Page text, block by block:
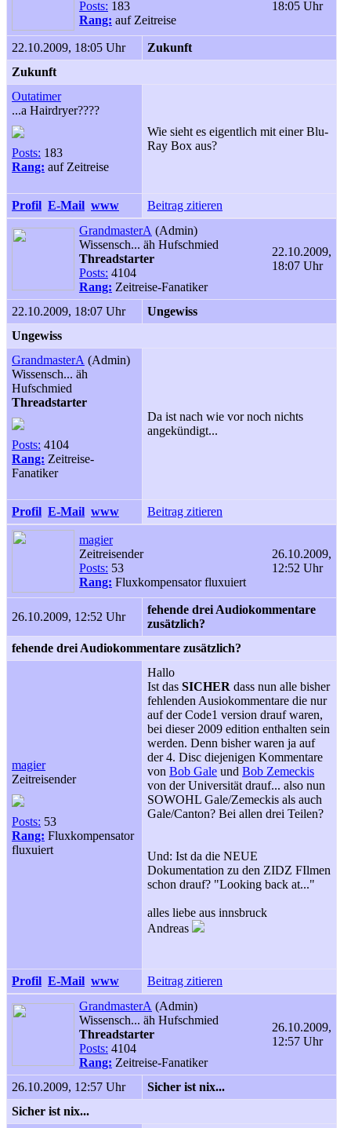
Posts: 183
Rang: auf Zeitreise
18:05 Uhr
22.10.2009, 18:05 Uhr
Zukunft
Zukunft
Outatimer
...a Hairdryer????
Posts: 183
Rang: auf Zeitreise
Wie sieht es eigentlich mit einer Blu-
Ray Box aus?
Profil E-Mail www
Beitrag zitieren
GrandmasterA (Admin)
Wissensch... äh Hufschmied
Threadstarter
Posts: 4104
Rang: Zeitreise-Fanatiker
22.10.2009,
18:07 Uhr
22.10.2009, 18:07 Uhr
Ungewiss
Ungewiss
GrandmasterA (Admin)
Wissensch... äh
Hufschmied
Threadstarter
Posts: 4104
Rang: Zeitreise-
Fanatiker
Da ist nach wie vor noch nichts
angekündigt...
Profil E-Mail www Beitrag zitieren
magier
Zeitreisender
Posts: 53
Rang: Fluxkompensator fluxuiert
26.10.2009,
12:52 Uhr
26.10.2009, 12:52 Uhr
fehende drei Audiokommentare
zusätzlich?
fehende drei Audiokommentare zusätzlich?
magier
Zeitreisender
Posts: 53
Rang: Fluxkompensator
fluxuiert
Hallo
Ist das SICHER dass nun alle bisher
fehlenden Ausiokommentare die nur
auf der Code1 version drauf waren,
bei dieser 2009 edition enthalten sein
werden. Denn bisher waren ja auf
der 4. Disc diejenigen Kommentare
von Bob Gale und Bob Zemeckis
von der Universität drauf... also nun
SOWOHL Gale/Zemeckis als auch
Gale/Canton? Bei allen drei Teilen?
Und: Ist da die NEUE
Dokumentation zu den ZIDZ FIlmen
schon drauf? "Looking back at..."
alles liebe aus innsbruck
Andreas
Profil E-Mail www
Beitrag zitieren
GrandmasterA (Admin)
Wissensch... äh Hufschmied
Threadstarter
Posts: 4104
Rang: Zeitreise-Fanatiker
26.10.2009,
12:57 Uhr
26.10.2009, 12:57 Uhr
Sicher ist nix...
Sicher ist nix...